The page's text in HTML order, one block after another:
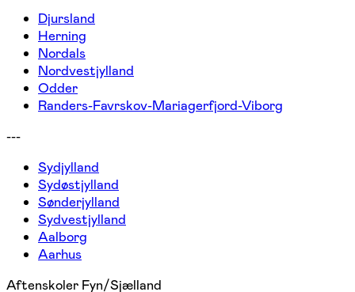
Djursland
Herning
Nordals
Nordvestjylland
Odder
Randers-Favrskov-Mariagerfjord-Viborg
---
Sydjylland
Sydøstjylland
Sønderjylland
Sydvestjylland
Aalborg
Aarhus
Aftenskoler Fyn/Sjælland